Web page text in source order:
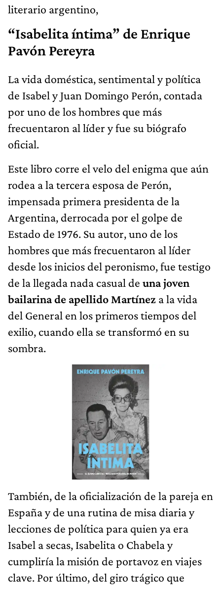
literario argentino,
“Isabelita íntima” de Enrique
Pavón Pereyra
La vida doméstica, sentimental y política
de Isabel y Juan Domingo Perón, contada
por uno de los hombres que más
frecuentaron al líder y fue su biógrafo
oficial.
Este libro corre el velo del enigma que aún
rodea a la tercera esposa de Perón,
impensada primera presidenta de la
Argentina, derrocada por el golpe de
Estado de 1976. Su autor, uno de los
hombres que más frecuentaron al líder
desde los inicios del peronismo, fue testigo
de la llegada nada casual de una joven
bailarina de apellido Martínez a la vida
del General en los primeros tiempos del
exilio, cuando ella se transformó en su
sombra.
También, de la oficialización de la pareja en
España y de una rutina de misa diaria y
lecciones de política para quien ya era
Isabel a secas, Isabelita o Chabela y
cumpliría la misión de portavoz en viajes
clave. Por último, del giro trágico que